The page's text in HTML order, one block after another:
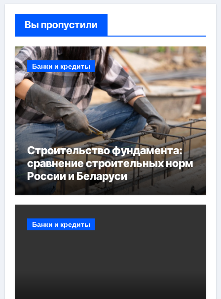
Вы пропустили
Банки и кредиты
Строительство фундамента:
сравнение строительных норм
России и Беларуси
Банки и кредиты